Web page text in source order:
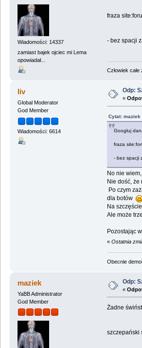
Wiadomości: 14337
zamiast bajek ojciec mi Lema
opowiadał...
fraza
- bez spacji
Człowiek
liv
Global Moderator
God Member
Wiadomości: 6614
Odp:
«
Cytat: maziek
Googluj
fraza
- bez spacji
No nie
Nie dość, że
Po czym
dla botów
Na
Ale może
Pozostając
« Ostatnia
Obecnie
maziek
YaBB Administrator
God Member
Odp:
«
Żadne
szczepański